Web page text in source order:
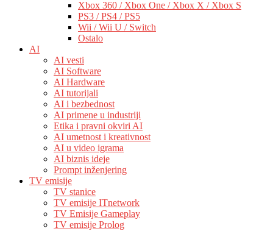
Xbox 360 / Xbox One / Xbox X / Xbox S
PS3 / PS4 / PS5
Wii / Wii U / Switch
Ostalo
AI
AI vesti
AI Software
AI Hardware
AI tutorijali
AI i bezbednost
AI primene u industriji
Etika i pravni okviri AI
AI umetnost i kreativnost
AI u video igrama
AI biznis ideje
Prompt inženjering
TV emisije
TV stanice
TV emisije ITnetwork
TV Emisije Gameplay
TV emisije Prolog